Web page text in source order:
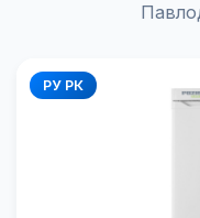
РУ РК